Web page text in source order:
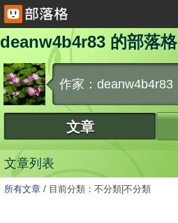
deanw4b4r83 的部落格
作家：deanw4b4r83
文章
文章列表
所有文章 / 目前分類：不分類|不分類